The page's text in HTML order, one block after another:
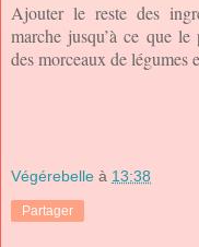
Ajouter le reste des
marche jusqu’à ce que
des morceaux de légumes
Végérebelle à 13:38
Partager